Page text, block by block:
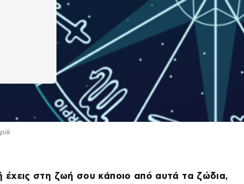
έχεις στη ζωή σου κάποιο από αυτά τα ζώδια,